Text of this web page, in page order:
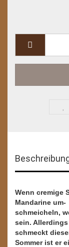
Wenn cremige
Mandarine um-
schmeicheln,
sein. Allerdings
schmeckt
Sommer ist er